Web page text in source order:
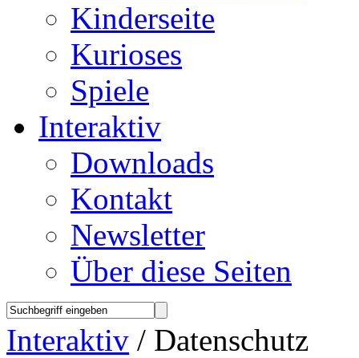
Kinderseite
Kurioses
Spiele
Interaktiv
Downloads
Kontakt
Newsletter
Über diese Seiten
Interaktiv / Datenschutz